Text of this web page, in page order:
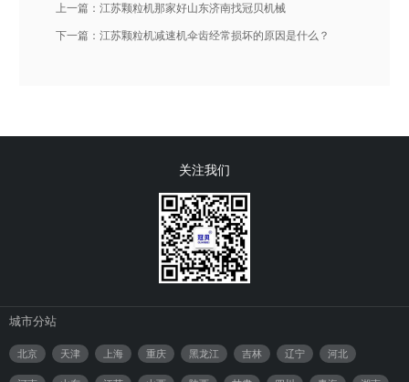
上一篇：江苏颗粒机那家好山东济南找冠贝机械
下一篇：江苏颗粒机减速机伞齿经常损坏的原因是什么？
关注我们
城市分站
北京 天津 上海 重庆 黑龙江 吉林 辽宁 河北